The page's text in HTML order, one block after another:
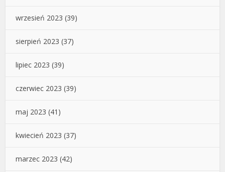
wrzesień 2023 (39)
sierpień 2023 (37)
lipiec 2023 (39)
czerwiec 2023 (39)
maj 2023 (41)
kwiecień 2023 (37)
marzec 2023 (42)